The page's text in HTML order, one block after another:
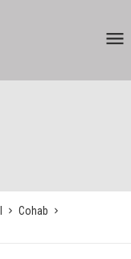
Cohab